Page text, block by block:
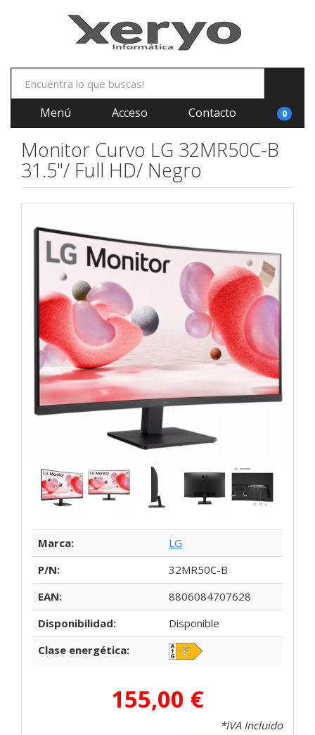
Menú Acceso Contacto 0
Monitor Curvo LG 32MR50C-B
31.5"/ Full HD/ Negro
Marca:
LG
P/N:
32MR50C-B
EAN:
8806084707628
Disponibilidad:
Disponible
Clase energética:
155,00 €
*IVA Incluido